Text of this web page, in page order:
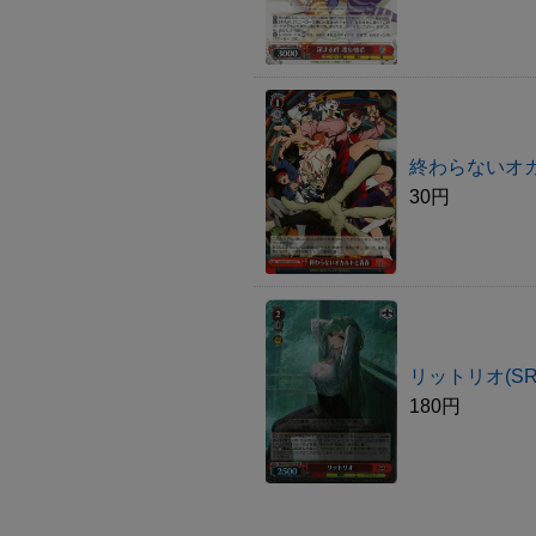
終わらないオ
30円
リットリオ
180円